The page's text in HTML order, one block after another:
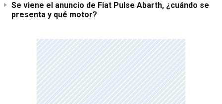
Se viene el anuncio de Fiat Pulse Abarth, ¿cuándo se
presenta y qué motor?